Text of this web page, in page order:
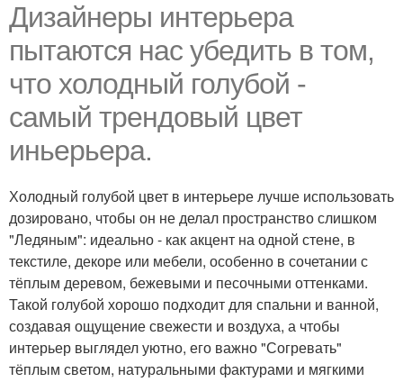
Дизайнеры интерьера
пытаются нас убедить в том,
что холодный голубой -
самый трендовый цвет
иньерьера.
Холодный голубой цвет в интерьере лучше использовать
дозировано, чтобы он не делал пространство слишком
"Ледяным": идеально - как акцент на одной стене, в
текстиле, декоре или мебели, особенно в сочетании с
тёплым деревом, бежевыми и песочными оттенками.
Такой голубой хорошо подходит для спальни и ванной,
создавая ощущение свежести и воздуха, а чтобы
интерьер выглядел уютно, его важно "Согревать"
тёплым светом, натуральными фактурами и мягкими